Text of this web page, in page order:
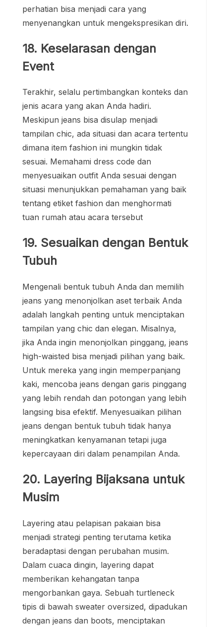
perhatian bisa menjadi cara yang
menyenangkan untuk mengekspresikan diri.
18. Keselarasan dengan
Event
Terakhir, selalu pertimbangkan konteks dan
jenis acara yang akan Anda hadiri.
Meskipun jeans bisa disulap menjadi
tampilan chic, ada situasi dan acara tertentu
dimana item fashion ini mungkin tidak
sesuai. Memahami dress code dan
menyesuaikan outfit Anda sesuai dengan
situasi menunjukkan pemahaman yang baik
tentang etiket fashion dan menghormati
tuan rumah atau acara tersebut
19. Sesuaikan dengan Bentuk
Tubuh
Mengenali bentuk tubuh Anda dan memilih
jeans yang menonjolkan aset terbaik Anda
adalah langkah penting untuk menciptakan
tampilan yang chic dan elegan. Misalnya,
jika Anda ingin menonjolkan pinggang, jeans
high-waisted bisa menjadi pilihan yang baik.
Untuk mereka yang ingin memperpanjang
kaki, mencoba jeans dengan garis pinggang
yang lebih rendah dan potongan yang lebih
langsing bisa efektif. Menyesuaikan pilihan
jeans dengan bentuk tubuh tidak hanya
meningkatkan kenyamanan tetapi juga
kepercayaan diri dalam penampilan Anda.
20. Layering Bijaksana untuk
Musim
Layering atau pelapisan pakaian bisa
menjadi strategi penting terutama ketika
beradaptasi dengan perubahan musim.
Dalam cuaca dingin, layering dapat
memberikan kehangatan tanpa
mengorbankan gaya. Sebuah turtleneck
tipis di bawah sweater oversized, dipadukan
dengan jeans dan boots, menciptakan